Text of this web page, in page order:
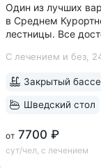
Один из лучших
в Среднем
лестницы. Все
переходит в
С лечением и без,
от 7700 ₽
сут/чел, с лечением
Закрытый
Шведский стол